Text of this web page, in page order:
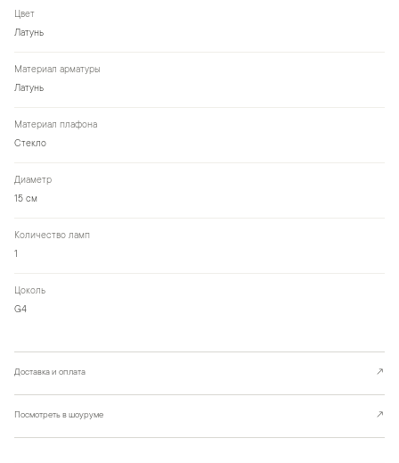
Цвет
Латунь
Материал арматуры
Латунь
Материал плафона
Стекло
Диаметр
15 см
Количество ламп
1
Цоколь
G4
Доставка и оплата ↗
Посмотреть в шоуруме ↗